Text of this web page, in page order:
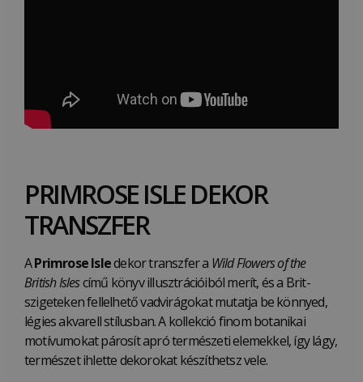
PRIMROSE ISLE DEKOR
TRANSZFER
APrimrose Isledekor transzfer a Wild Flowers of the
British Islescímű könyv illusztrációiból merít, és a Brit-
szigeteken fellelhető vadvirágokat mutatja be könnyed,
légies akvarell stílusban. A kollekció finom botanikai
motívumokat párosít apró természeti elemekkel, így lágy,
természet ihlette dekorokat készíthetsz vele.